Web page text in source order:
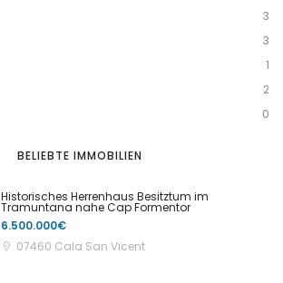
3
3
1
2
0
BELIEBTE IMMOBILIEN
Historisches Herrenhaus Besitztum im
Tramuntana nahe Cap Formentor
6.500.000€
07460 Cala San Vicent